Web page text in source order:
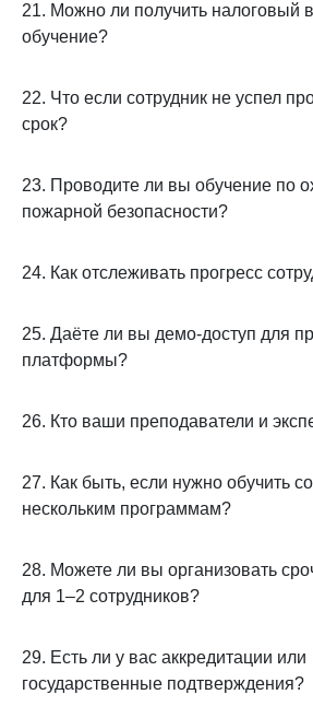
21. Можно ли получить налоговый
обучение?
22. Что если сотрудник не успел
срок?
23. Проводите ли вы обучение по
пожарной безопасности?
24. Как отслеживать прогресс
25. Даёте ли вы демо-доступ для
платформы?
26. Кто ваши преподаватели и
27. Как быть, если нужно обучить
нескольким программам?
28. Можете ли вы организовать
для 1–2 сотрудников?
29. Есть ли у вас аккредитации или
государственные подтверждения?